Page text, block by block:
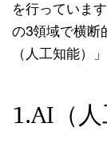
を行っていま
の3領域で横断
（人工知能）
1.AI（人